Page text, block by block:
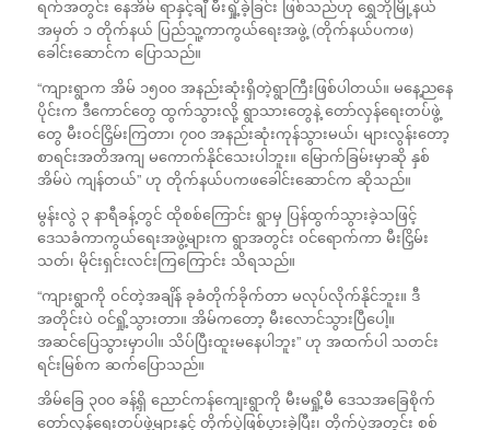
ရက်အတွင်း နေအိမ် ရာနှင့်ချီ မီးရှို့ခဲ့ခြင်း ဖြစ်သည်ဟု ရွှေဘိုမြို့နယ်
အမှတ် ၁ တိုက်နယ် ပြည်သူ့ကာကွယ်ရေးအဖွဲ့ (တိုက်နယ်ပကဖ)
ခေါင်းဆောင်က ပြောသည်။
“ကျားရွာက အိမ် ၁၅၀၀ အနည်းဆုံးရှိတဲ့ရွာကြီးဖြစ်ပါတယ်။ မနေ့ညနေ
ပိုင်းက ဒီကောင်တွေ ထွက်သွားလို့ ရွာသားတွေနဲ့ တော်လှန်ရေးတပ်ဖွဲ့
တွေ မီးဝင်ငြှိမ်းကြတာ၊ ၇၀၀ အနည်းဆုံးကုန်သွားမယ်၊ များလွန်းတော့
စာရင်းအတိအကျ မကောက်နိုင်သေးပါဘူး။ မြောက်ခြမ်းမှာဆို နှစ်
အိမ်ပဲ ကျန်တယ်” ဟု တိုက်နယ်ပကဖခေါင်းဆောင်က ဆိုသည်။
မွန်းလွဲ ၃ နာရီခန့်တွင် ထိုစစ်ကြောင်း ရွာမှ ပြန်ထွက်သွားခဲ့သဖြင့်
ဒေသခံကာကွယ်ရေးအဖွဲ့များက ရွာအတွင်း ဝင်ရောက်ကာ မီးငြှိမ်း
သတ်၊ မိုင်းရှင်းလင်းကြကြောင်း သိရသည်။
“ကျားရွာကို ဝင်တဲ့အချိန် ခုခံတိုက်ခိုက်တာ မလုပ်လိုက်နိုင်ဘူး။ ဒီ
အတိုင်းပဲ ဝင်ရှို့သွားတာ။ အိမ်ကတော့ မီးလောင်သွားပြီပေါ့။
အဆင်ပြေသွားမှာပါ။ သိပ်ပြီးထူးမနေပါဘူး” ဟု အထက်ပါ သတင်း
ရင်းမြစ်က ဆက်ပြောသည်။
အိမ်ခြေ ၃၀၀ ခန့်ရှိ ညောင်ကန်ကျေးရွာကို မီးမရှို့မီ ဒေသအခြေစိုက်
တော်လှန်ရေးတပ်ဖွဲ့များနှင့် တိုက်ပွဲဖြစ်ပွားခဲ့ပြီး၊ တိုက်ပွဲအတွင်း စစ်